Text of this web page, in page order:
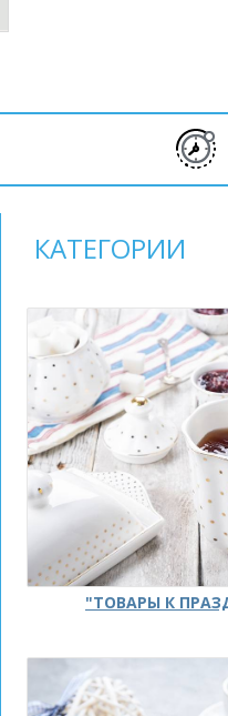
КАТЕГОРИИ
"ТОВАРЫ К